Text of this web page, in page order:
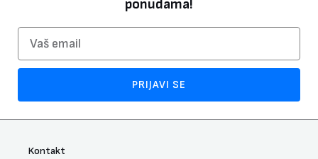
ponudama!
PRIJAVI SE
Kontakt